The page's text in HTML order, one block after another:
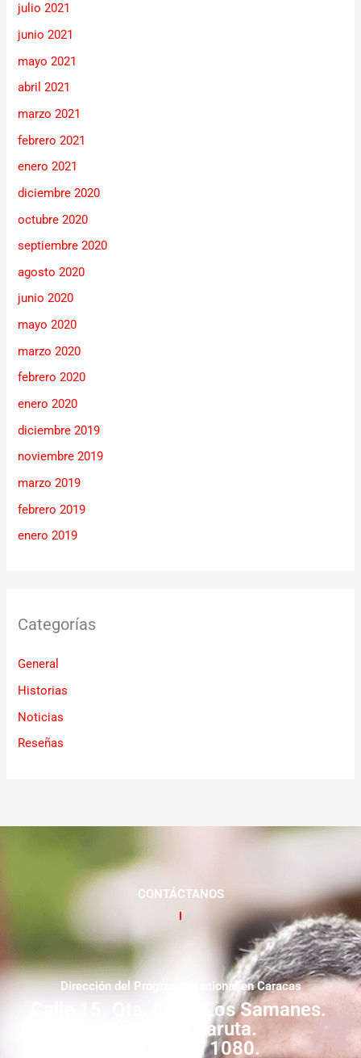
julio 2021
junio 2021
mayo 2021
abril 2021
marzo 2021
febrero 2021
enero 2021
diciembre 2020
octubre 2020
septiembre 2020
agosto 2020
junio 2020
mayo 2020
marzo 2020
febrero 2020
enero 2020
diciembre 2019
noviembre 2019
marzo 2019
febrero 2019
enero 2019
Categorías
General
Historias
Noticias
Reseñas
CONTÁCTANOS
Dirección del Programa Nacional en Caracas
Calle 15. Qta. Livia. Los Samanes.
Municipio Baruta.
Zona Postal 1080.